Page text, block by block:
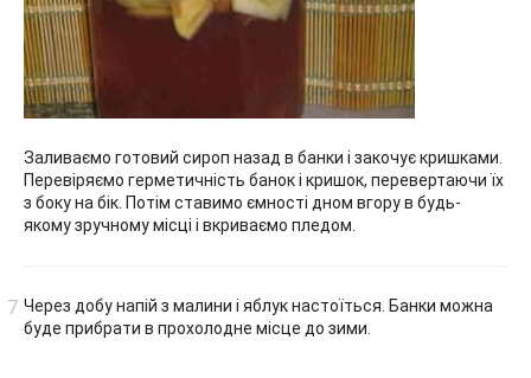
Заливаємо готовий сироп назад в банки і закочує кришками.
Перевіряємо герметичність банок і кришок, перевертаючи їх
з боку на бік. Потім ставимо ємності дном вгору в будь-
якому зручному місці і вкриваємо пледом.
Через добу напій з малини і яблук настоїться. Банки можна
буде прибрати в прохолодне місце до зими.